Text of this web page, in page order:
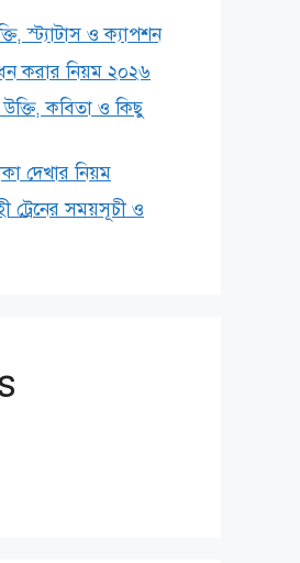
স্ট্যাটাস ও ক্যাপশন
করার নিয়ম ২০২৬
উক্তি, কবিতা ও কিছু
দেখার নিয়ম
ট্রেনের সময়সূচী ও